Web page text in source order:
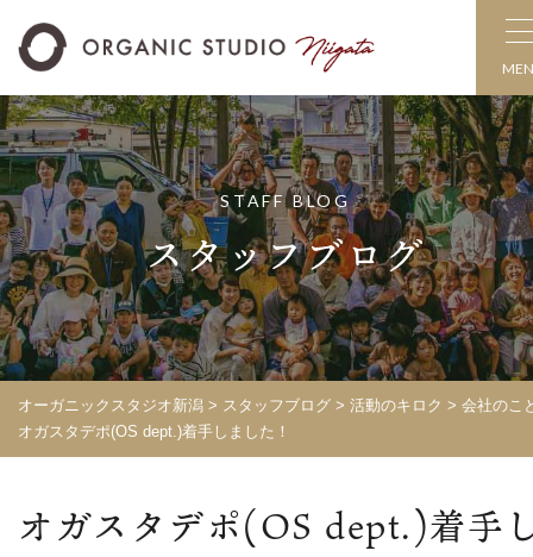
STAFF BLOG
スタッフブログ
オーガニックスタジオ新潟 > スタッフブログ > 活動のキロク > 会社のこ
オガスタデポ(OS dept.)着手しました！
オガスタデポ(OS dept.)着手